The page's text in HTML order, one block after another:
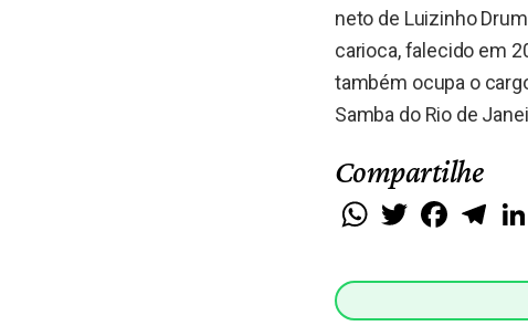
neto de Luizinho
carioca, falecido em
também ocupa o
Samba do Rio de
Compartilhe
WhatsApp
Twitter Facebook